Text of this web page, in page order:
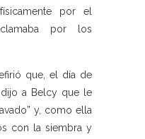
por el
por los
que, el día de
a Belcy que le
y, como ella
con la siembra y